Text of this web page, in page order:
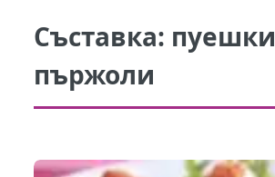
Съставка: пуешки
пържоли